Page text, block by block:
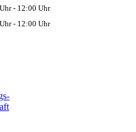
- 12:00 Uhr
- 12:00 Uhr